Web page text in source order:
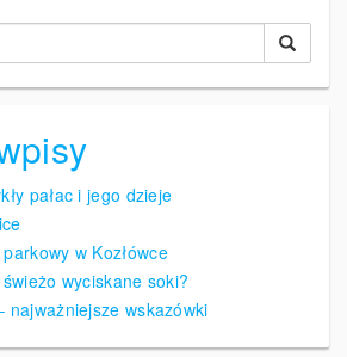
pałac i jego dzieje
w Kozłówce
wyciskane soki?
najważniejsze wskazówki